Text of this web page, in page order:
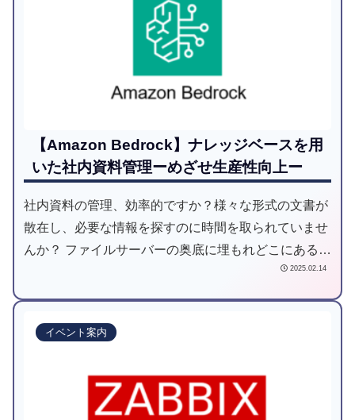
【Amazon Bedrock】ナレッジベースを用
いた社内資料管理ーめざせ生産性向上ー
社内資料の管理、効率的ですか？様々な形式の文書が
散在し、必要な情報を探すのに時間を取られていませ
んか？ ファイルサーバーの奥底に埋もれどこにあるか
分からない、バージョン管理が混乱する、などといっ
管理体制を見直しましょう！ということで、AWS
よびその検索方法をご紹介します！
2025.02.14
イベント案内